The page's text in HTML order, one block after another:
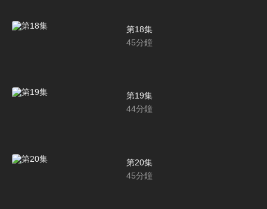
第18集
45分鐘
第19集
44分鐘
第20集
45分鐘